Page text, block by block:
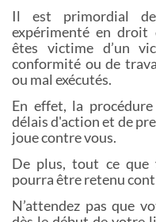
Il est primordial
expérimenté en droit
êtes victime d’un
conformité ou de
ou mal exécutés.
En effet, la
délais d'action et de
joue contre vous.
De plus, tout ce que
pourra être retenu
N’attendez pas que